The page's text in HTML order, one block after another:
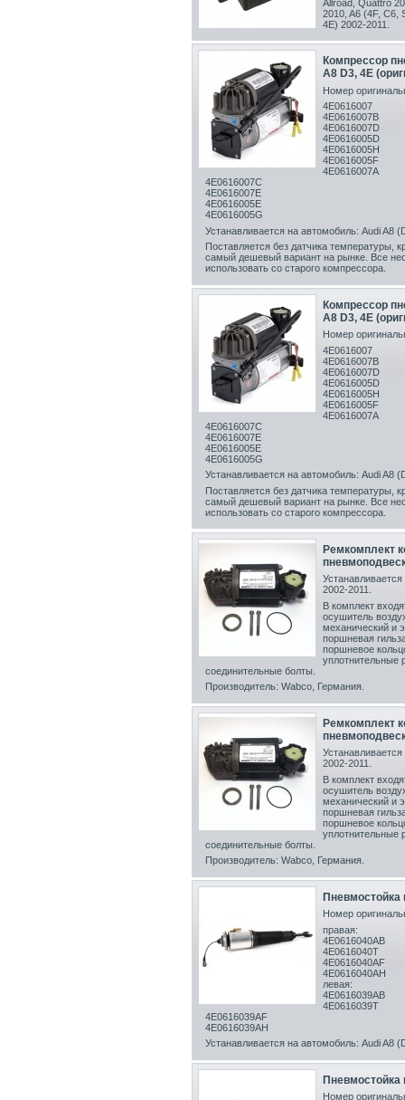
Allroad, Quattro
2010, A6 (4F, C6,
4E) 2002-2011
Компрессор
A8 D3, 4E
Номер
4E0616007
4E0616007B
4E0616007D
4E0616005D
4E0616005H
4E0616005F
4E0616007A
4E0616007C
4E0616007E
4E0616005E
4E0616005G
Устанавливается на автомобиль: Audi A8
Поставляется без датчика температуры,
самый дешевый вариант на рынке. Все
использовать со старого компрессора.
Компрессор
A8 D3, 4E
Номер
4E0616007
4E0616007B
4E0616007D
4E0616005D
4E0616005H
4E0616005F
4E0616007A
4E0616007C
4E0616007E
4E0616005E
4E0616005G
Устанавливается на автомобиль: Audi A8
Поставляется без датчика температуры,
самый дешевый вариант на рынке. Все
использовать со старого компрессора.
Ремкомплект
2002-2011.
В комплект
осушитель
механический и
поршневая
поршневое
уплотнительные
соединительные болты.
Производитель: Wabco, Германия.
Ремкомплект
2002-2011.
В комплект
осушитель
механический и
поршневая
поршневое
уплотнительные
соединительные болты.
Производитель: Wabco, Германия.
Пневмостойка
Номер
правая:
4E0616040AB
4E0616040T
4E0616040AF
4E0616040AH
левая:
4E0616039AB
4E0616039T
4E0616039AF
4E0616039AH
Устанавливается на автомобиль: Audi A8
Пневмостойка
Номер